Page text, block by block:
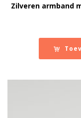
Zilveren armband